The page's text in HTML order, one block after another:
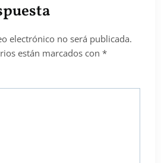
electrónico no será publicada.
están marcados con *